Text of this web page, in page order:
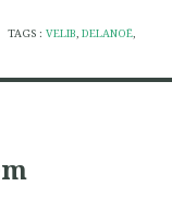
TAGS :VELIB ,DELANOË